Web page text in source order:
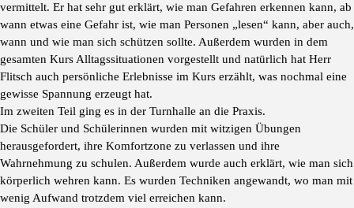
vermittelt. Er hat sehr gut erklärt, wie man Gefahren erkennen kann, ab
wann etwas eine Gefahr ist, wie man Personen „lesen“ kann, aber auch,
wann und wie man sich schützen sollte. Außerdem wurden in dem
gesamten Kurs Alltagssituationen vorgestellt und natürlich hat Herr
Flitsch auch persönliche Erlebnisse im Kurs erzählt, was nochmal eine
gewisse Spannung erzeugt hat.
Im zweiten Teil ging es in der Turnhalle an die Praxis.
Die Schüler und Schülerinnen wurden mit witzigen Übungen
herausgefordert, ihre Komfortzone zu verlassen und ihre
Wahrnehmung zu schulen. Außerdem wurde auch erklärt, wie man sich
körperlich wehren kann. Es wurden Techniken angewandt, wo man mit
wenig Aufwand trotzdem viel erreichen kann.